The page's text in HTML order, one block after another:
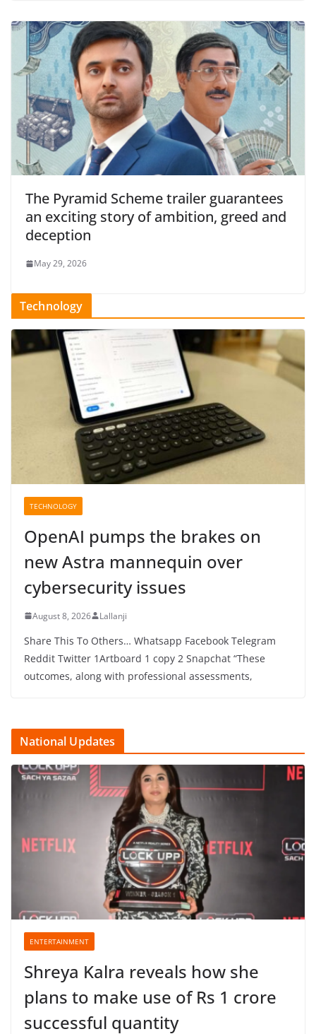
The Pyramid Scheme trailer guarantees
an exciting story of ambition, greed and
deception
May 29, 2026
Technology
TECHNOLOGY
OpenAI pumps the brakes on
new Astra mannequin over
cybersecurity issues
August 8, 2026 Lallanji
Share This To Others… Whatsapp Facebook Telegram
Reddit Twitter 1Artboard 1 copy 2 Snapchat “These
outcomes, along with professional assessments,
National Updates
ENTERTAINMENT
Shreya Kalra reveals how she
plans to make use of Rs 1 crore
successful quantity